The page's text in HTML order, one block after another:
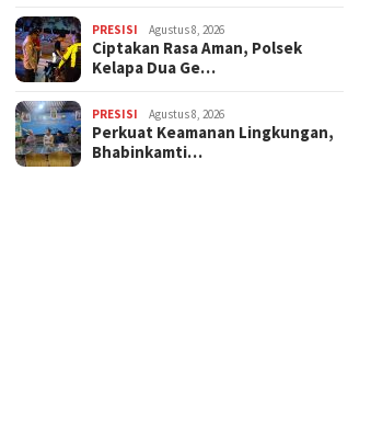
PRESISI Agustus 8, 2026
Ciptakan Rasa Aman, Polsek
Kelapa Dua Ge…
PRESISI Agustus 8, 2026
Perkuat Keamanan Lingkungan,
Bhabinkamti…